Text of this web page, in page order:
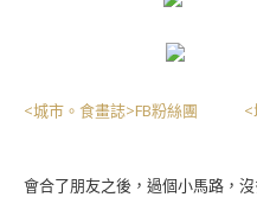
<城市。食畫誌>FB粉絲團
會合了朋友之後，過個小馬路，